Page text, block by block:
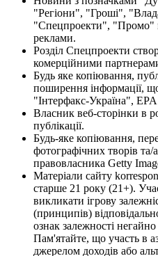
"Регіони", "Гроші",
"Спецпроекти", "Промо"
реклами.
Розділ Спецпроекти
комерційними
Будь яке копіювання,
поширення інформації,
"Інтерфакс-Україна",
Власник веб-сторінки в
публікації.
Будь-яке копіювання,
фотографічних творів та/
правовласника Getty
Матеріали сайту
старше 21 року (21+).
викликати ігрову
(принципів)
ознак залежності негайно
Пам'ятайте, що участь в
джерелом доходів або